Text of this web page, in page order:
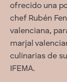
ofrecido una
chef Rubén
valenciana,
marjal
culinarias de
IFEMA.